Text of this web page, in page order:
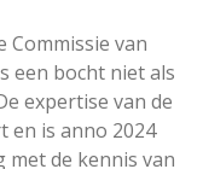
Commissie van
een bocht niet als
expertise van de
en is anno 2024
met de kennis van